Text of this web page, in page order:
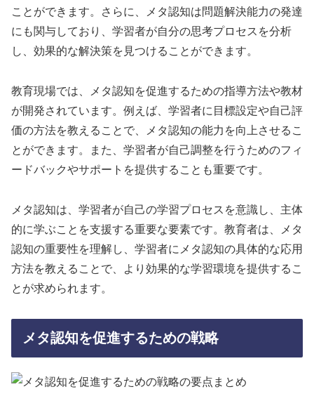
ことができます。さらに、メタ認知は問題解決能力の発達
にも関与しており、学習者が自分の思考プロセスを分析
し、効果的な解決策を見つけることができます。
教育現場では、メタ認知を促進するための指導方法や教材
が開発されています。例えば、学習者に目標設定や自己評
価の方法を教えることで、メタ認知の能力を向上させるこ
とができます。また、学習者が自己調整を行うためのフィ
ードバックやサポートを提供することも重要です。
メタ認知は、学習者が自己の学習プロセスを意識し、主体
的に学ぶことを支援する重要な要素です。教育者は、メタ
認知の重要性を理解し、学習者にメタ認知の具体的な応用
方法を教えることで、より効果的な学習環境を提供するこ
とが求められます。
メタ認知を促進するための戦略